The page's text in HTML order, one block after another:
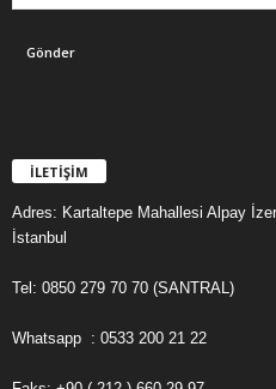
İLETİŞİM
Adres: Kartaltepe Mahallesi Alpay
İstanbul
Tel: 0850 279 70 70 (SANTRAL)
Whatsapp : 0533 200 21 22